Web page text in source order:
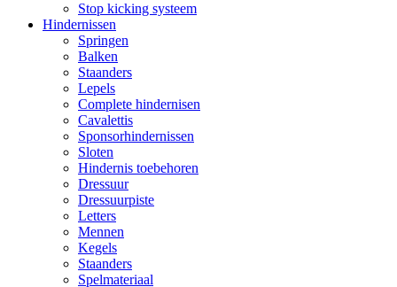
Stop kicking systeem
Hindernissen
Springen
Balken
Staanders
Lepels
Complete hindernisen
Cavalettis
Sponsorhindernissen
Sloten
Hindernis toebehoren
Dressuur
Dressuurpiste
Letters
Mennen
Kegels
Staanders
Spelmateriaal